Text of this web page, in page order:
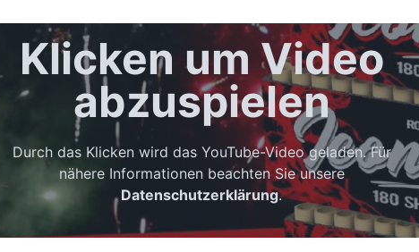
Klicken um Video
abzuspielen
Durch das Klicken wird das YouTube-Video geladen. Für
nähere Informationen beachten Sie unsere
Datenschutzerklärung.